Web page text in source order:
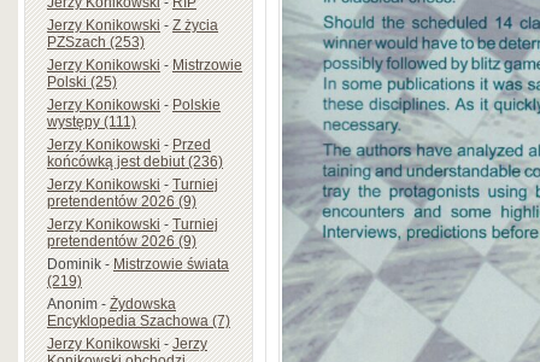
Jerzy Konikowski-Z życia
PZSzach (253)
Jerzy Konikowski-Mistrzowie
Polski (25)
Jerzy Konikowski-Polskie
występy (111)
Jerzy Konikowski-Przed
końcówką jest debiut (236)
Jerzy Konikowski-Turniej
pretendentów 2026 (9)
Jerzy Konikowski-Turniej
pretendentów 2026 (9)
Dominik-Mistrzowie świata
(219)
Anonim-Żydowska
Encyklopedia Szachowa (7)
Jerzy Konikowski-Jerzy